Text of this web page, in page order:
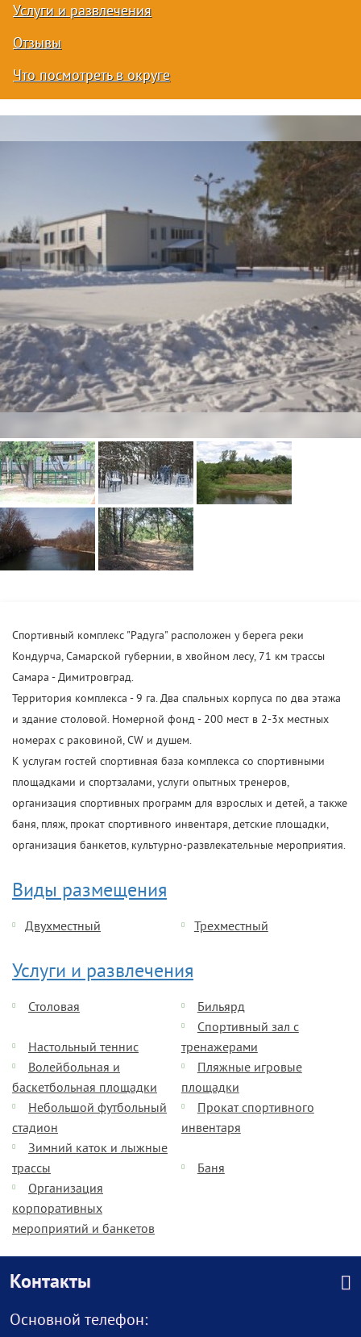
Услуги и развлечения
Отзывы
Что посмотреть в округе
Спортивный комплекс "Радуга" расположен у берега реки
Кондурча, Самарской губернии, в хвойном лесу, 71 км трассы
Самара - Димитровград.
Территория комплекса - 9 га. Два спальных корпуса по два этажа
и здание столовой. Номерной фонд - 200 мест в 2-3х местных
номерах с раковиной, CW и душем.
К услугам гостей спортивная база комплекса со спортивными
площадками и спортзалами, услуги опытных тренеров,
организация спортивных программ для взрослых и детей, а также
баня, пляж, прокат спортивного инвентаря, детские площадки,
организация банкетов, культурно-развлекательные мероприятия.
Виды размещения
Двухместный Трехместный
Услуги и развлечения
Столовая Бильярд
Настольный теннис
Спортивный зал с
тренажерами
Волейбольная и
баскетбольная площадки
Пляжные игровые
площадки
Небольшой футбольный
стадион
Прокат спортивного
инвентаря
Зимний каток и лыжные
трассы
Баня
Организация
корпоративных
мероприятий и банкетов
Контакты
Основной телефон: